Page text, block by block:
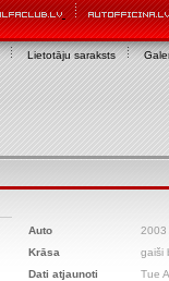
Lietotāju saraksts
Auto
2003
Krāsa
gaiši
Dati atjaunoti
Tue